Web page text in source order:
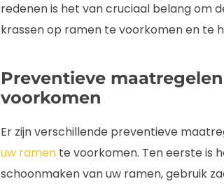
redenen is het van cruciaal belang om
krassen op ramen te voorkomen en te
Preventieve
voorkomen
Er zijn verschillende preventieve
uw ramen te voorkomen. Ten eerste is
schoonmaken van uw ramen, gebruik